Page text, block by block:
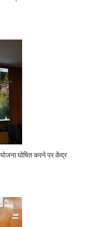
घोषित करने पर केंद्र